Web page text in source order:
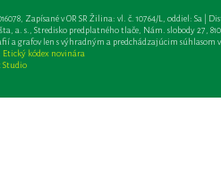
Zapísané v OR SR Žilina: vl. č. 10764/L, oddiel: Sa |
a. s., Stredisko predplatného tlače, Nám. slobody 27,
grafov len s výhradným a predchádzajúcim súhlasom
Etický kódex novinára
Studio